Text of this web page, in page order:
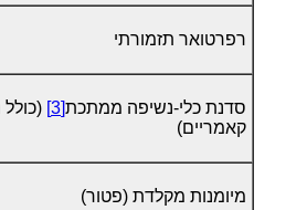
רפרטואר תזמורתי
סדנת כלי-נשיפה ממתכת[3]
קאמריים)
מיומנות מקלדת (פטור)